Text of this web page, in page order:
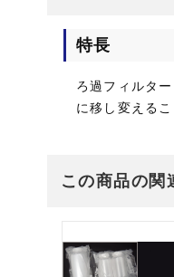
特長
ろ過フィルタ
に移し変える
この商品の関